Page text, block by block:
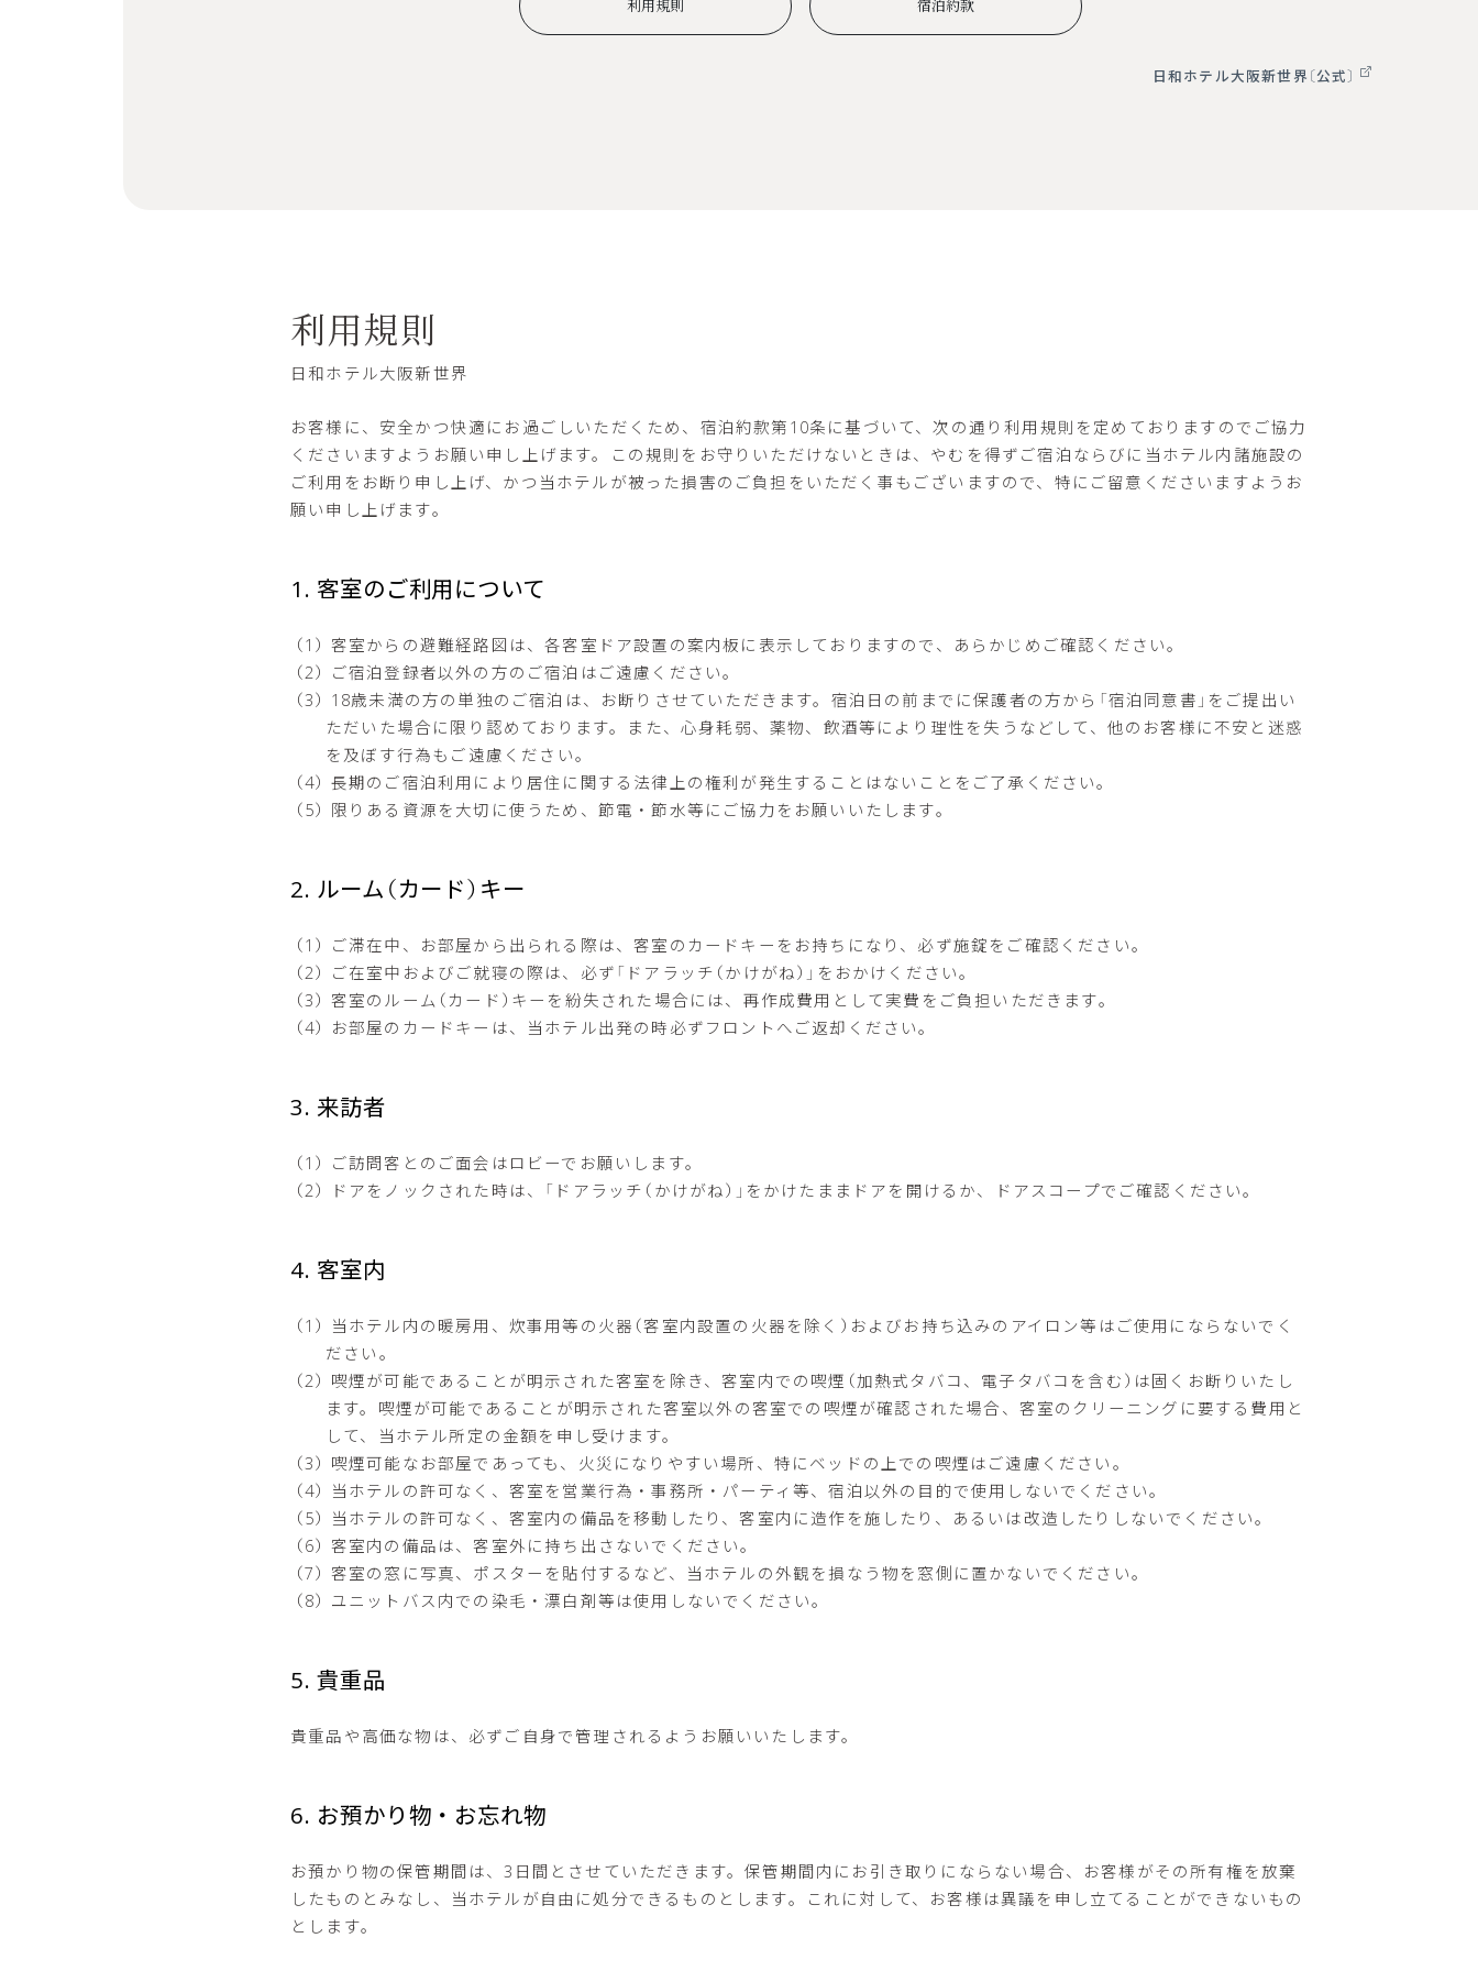
利用規則 宿泊約款
日和ホテル大阪新世界〔公式〕
利用規則
日和ホテル大阪新世界
お客様に、安全かつ快適にお過ごしいただくため、宿泊約款第10条に基づいて、次の通り利用規則を定めておりますのでご協力
くださいますようお願い申し上げます。この規則をお守りいただけないときは、やむを得ずご宿泊ならびに当ホテル内諸施設の
ご利用をお断り申し上げ、かつ当ホテルが被った損害のご負担をいただく事もございますので、特にご留意くださいますようお
願い申し上げます。
1. 客室のご利用について
客室からの避難経路図は、各客室ドア設置の案内板に表示しておりますので、あらかじめご確認ください。
ご宿泊登録者以外の方のご宿泊はご遠慮ください。
18歳未満の方の単独のご宿泊は、お断りさせていただきます。宿泊日の前までに保護者の方から「宿泊同意書」をご提出い
ただいた場合に限り認めております。また、心身耗弱、薬物、飲酒等により理性を失うなどして、他のお客様に不安と迷惑
を及ぼす行為もご遠慮ください。
長期のご宿泊利用により居住に関する法律上の権利が発生することはないことをご了承ください。
限りある資源を大切に使うため、節電・節水等にご協力をお願いいたします。
2. ルーム（カード）キー
ご滞在中、お部屋から出られる際は、客室のカードキーをお持ちになり、必ず施錠をご確認ください。
ご在室中およびご就寝の際は、必ず「ドアラッチ（かけがね）」をおかけください。
客室のルーム（カード）キーを紛失された場合には、再作成費用として実費をご負担いただきます。
お部屋のカードキーは、当ホテル出発の時必ずフロントへご返却ください。
3. 来訪者
ご訪問客とのご面会はロビーでお願いします。
ドアをノックされた時は、「ドアラッチ（かけがね）」をかけたままドアを開けるか、ドアスコープでご確認ください。
4. 客室内
当ホテル内の暖房用、炊事用等の火器（客室内設置の火器を除く）およびお持ち込みのアイロン等はご使用にならないでく
ださい。
喫煙が可能であることが明示された客室を除き、客室内での喫煙（加熱式タバコ、電子タバコを含む）は固くお断りいたし
ます。喫煙が可能であることが明示された客室以外の客室での喫煙が確認された場合、客室のクリーニングに要する費用と
して、当ホテル所定の金額を申し受けます。
喫煙可能なお部屋であっても、火災になりやすい場所、特にベッドの上での喫煙はご遠慮ください。
当ホテルの許可なく、客室を営業行為・事務所・パーティ等、宿泊以外の目的で使用しないでください。
当ホテルの許可なく、客室内の備品を移動したり、客室内に造作を施したり、あるいは改造したりしないでください。
客室内の備品は、客室外に持ち出さないでください。
客室の窓に写真、ポスターを貼付するなど、当ホテルの外観を損なう物を窓側に置かないでください。
ユニットバス内での染毛・漂白剤等は使用しないでください。
5. 貴重品
貴重品や高価な物は、必ずご自身で管理されるようお願いいたします。
6. お預かり物・お忘れ物
お預かり物の保管期間は、3日間とさせていただきます。保管期間内にお引き取りにならない場合、お客様がその所有権を放棄
したものとみなし、当ホテルが自由に処分できるものとします。これに対して、お客様は異議を申し立てることができないもの
とします。